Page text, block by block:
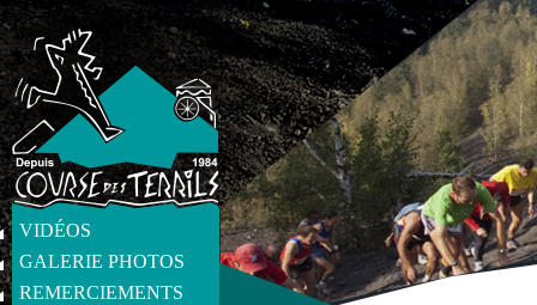
VIDÉOS
GALERIE PHOTOS
REMERCIEMENTS